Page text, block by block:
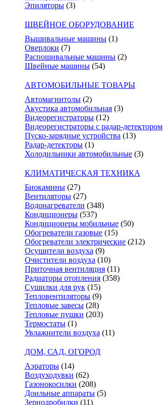
Эпиляторы (3)
ШВЕЙНОЕ ОБОРУДОВАНИЕ
Вышивальные машины (1)
Оверлоки (7)
Распошивальные машины (2)
Швейные машины (54)
АВТОМОБИЛЬНЫЕ ТОВАРЫ
Автомагнитолы (2)
Акустика автомобильная (3)
Видеорегистраторы (12)
Видеорегистраторы с радар-детектором
Пуско-зарядные устройства (13)
Радар-детекторы (1)
Холодильники автомобильные (3)
КЛИМАТИЧЕСКАЯ ТЕХНИКА
Биокамины (27)
Вентиляторы (27)
Водонагреватели (348)
Кондиционеры (537)
Кондиционеры мобильные (50)
Обогреватели газовые (15)
Обогреватели электрические (212)
Осушители воздуха (9)
Очистители воздуха (10)
Приточная вентиляция (11)
Радиаторы отопления (358)
Сушилки для рук (15)
Тепловентиляторы (9)
Тепловые завесы (28)
Тепловые пушки (203)
Термостаты (1)
Увлажнители воздуха (11)
ДОМ, САД, ОГОРОД
Аэраторы (14)
Воздуходувки (62)
Газонокосилки (208)
Доильные аппараты (5)
Зернодробилки (11)